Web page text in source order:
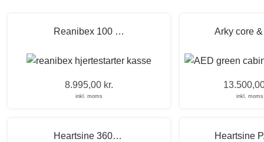
Reanibex 100 fuldautomatisk AED
8.995,00 kr.
inkl. moms inkl. moms
Heartsine 360P Samaritan fuld automatisk med indendørsskab